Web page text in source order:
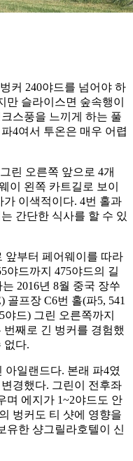
커 240야드를 넘어야 하
슬라이스면 숲속행이
스풍을 느끼게 하는 풀
4여서 투온은 매우 어렵
린 오른쪽 앞으로 4개
이 왼쪽 카트길로 보이
이색적이다. 4번 홀과
간단한 식사를 할 수 있
앞부터 페어웨이를 따라
야드까지 475야드의 길
2016년 8월 중국 장쑤
프장 C6번 홀(파5, 541
드) 그린 오른쪽까지
째로 긴 벙커를 경험했
없다.
아일랜드다. 본래 파4였
경했다. 그린이 전후좌
며 에지가 1~2야드도 안
벙커도 티 샷에 영향을
유한 샹그릴라호텔이 신